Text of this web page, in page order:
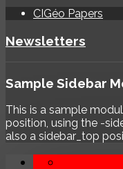
CIGéo Papers
Newsletters
Sample Sidebar
This is a sample
position, using the -
also a sidebar_top